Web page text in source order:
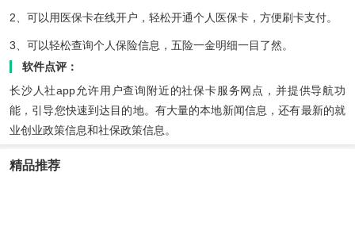
2、可以用医保卡在线开户，轻松开通个人医保卡，方便刷卡支付。
3、可以轻松查询个人保险信息，五险一金明细一目了然。
软件点评：
长沙人社app允许用户查询附近的社保卡服务网点，并提供导航功
能，引导您快速到达目的地。有大量的本地新闻信息，还有最新的就
业创业政策信息和社保政策信息。
精品推荐